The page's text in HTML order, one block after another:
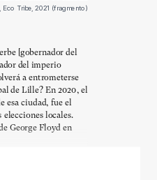
Eco Tribe, 2021 (fragmento)
[gobernador del
del imperio
a entrometerse
de Lille? En 2020, el
esa ciudad, fue el
elecciones locales.
George Floyd en